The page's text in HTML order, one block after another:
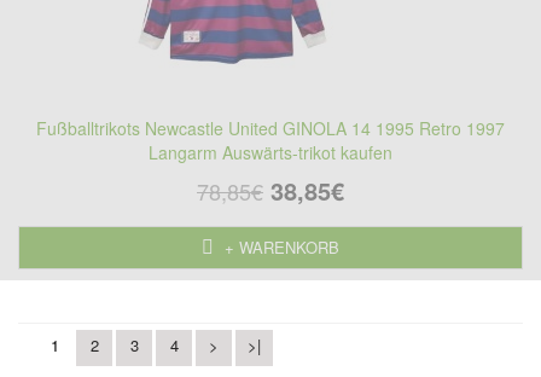
Fußballtrikots Newcastle United GINOLA 14 1995 Retro 1997
Langarm Auswärts-trikot kaufen
78,85€ 38,85€
+ WARENKORB
1 2 3 4 > >|